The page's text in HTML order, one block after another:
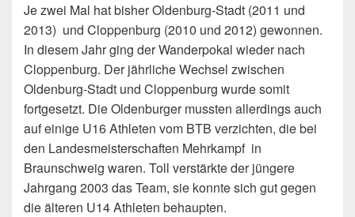
Je zwei Mal hat bisher Oldenburg-Stadt (2011 und
2013) und Cloppenburg (2010 und 2012) gewonnen.
In diesem Jahr ging der Wanderpokal wieder nach
Cloppenburg. Der jährliche Wechsel zwischen
Oldenburg-Stadt und Cloppenburg wurde somit
fortgesetzt. Die Oldenburger mussten allerdings auch
auf einige U16 Athleten vom BTB verzichten, die bei
den Landesmeisterschaften Mehrkampf in
Braunschweig waren. Toll verstärkte der jüngere
Jahrgang 2003 das Team, sie konnte sich gut gegen
die älteren U14 Athleten behaupten.